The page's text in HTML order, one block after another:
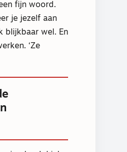
fijn woord.
je jezelf aan
blijkbaar wel. En
‘Ze